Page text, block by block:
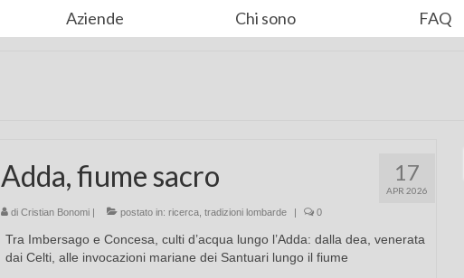
Aziende Chi sono FAQ
17
APR 2026
Adda, fiume sacro
di Cristian Bonomi| postato in: ricerca, tradizioni lombarde | 0
Tra Imbersago e Concesa, culti d’acqua lungo l’Adda: dalla dea, venerata
dai Celti, alle invocazioni mariane dei Santuari lungo il fiume